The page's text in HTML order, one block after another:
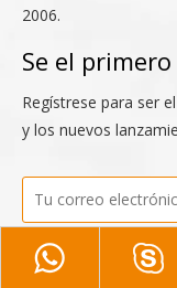
2006.
Se el
Regístrese para ser
y los nuevos
Contáctenos